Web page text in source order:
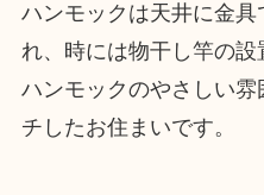
ハンモックは天井に金具
れ、時には物干し竿の設
ハンモックのやさしい
チしたお住まいです。